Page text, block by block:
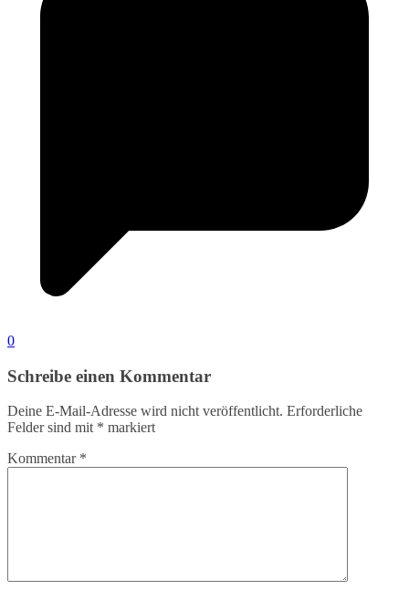
0
Schreibe einen Kommentar
Deine E-Mail-Adresse wird nicht veröffentlicht. Erforderliche
Felder sind mit * markiert
Kommentar *